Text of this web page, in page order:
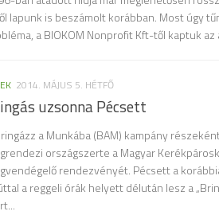
lapunk is beszámolt korábban. Most úgy
a BIOKOM Nonprofit Kft-től kaptuk az
2014. MÁJUS 5. HÉTFŐ
uzsonna Pécsett
a Munkába (BAM) kampány
országszerte a Magyar
rendezvényét. Pécsett a
a reggeli órák helyett délután lesz a